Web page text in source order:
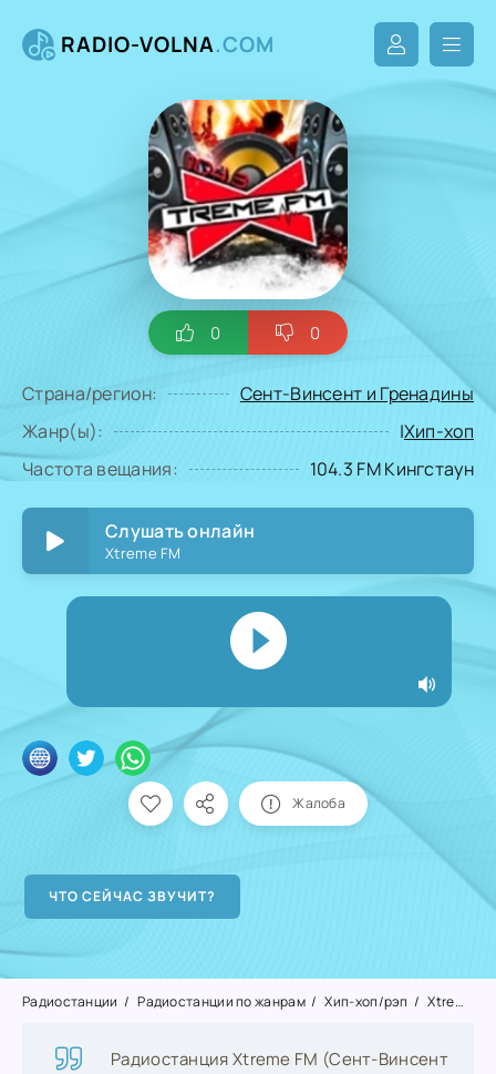
RADIO-VOLNA.COM
0 0
Страна/регион:
Сент-Винсент и Гренадины
Жанр(ы):
|Хип-хоп
Частота вещания:
104.3 FM Кингстаун
Слушать онлайн
Xtreme FM
Жалоба
Радиостанции Радиостанции по жанрам Хип-хоп/рэп Xtreme FM
Радиостанция Xtreme FM (Сент-Винсент